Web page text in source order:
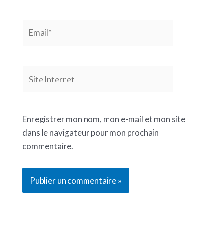
Internet
Enregistrer mon nom, mon e-mail et mon site
dans le navigateur pour mon prochain
commentaire.